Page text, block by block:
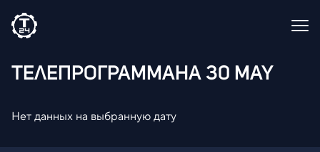
ТЕЛЕПРОГРАММАНА 30 MAY
Нет данных на выбранную дату